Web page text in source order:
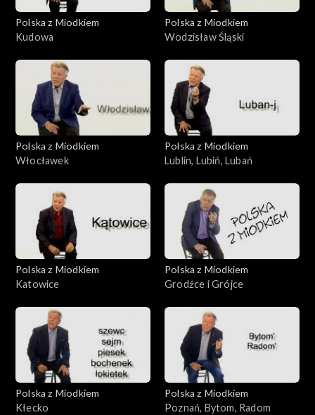
Polska z Miodkiem
Kudowa
Polska z Miodkiem
Wodzisław Śląski
Polska z Miodkiem
Włocławek
Polska z Miodkiem
Lublin, Lubiń, Lubań
Polska z Miodkiem
Katowice
Polska z Miodkiem
Grodźce i Grójce
Polska z Miodkiem
Kłecko
Polska z Miodkiem
Poznań, Bytom, Radom